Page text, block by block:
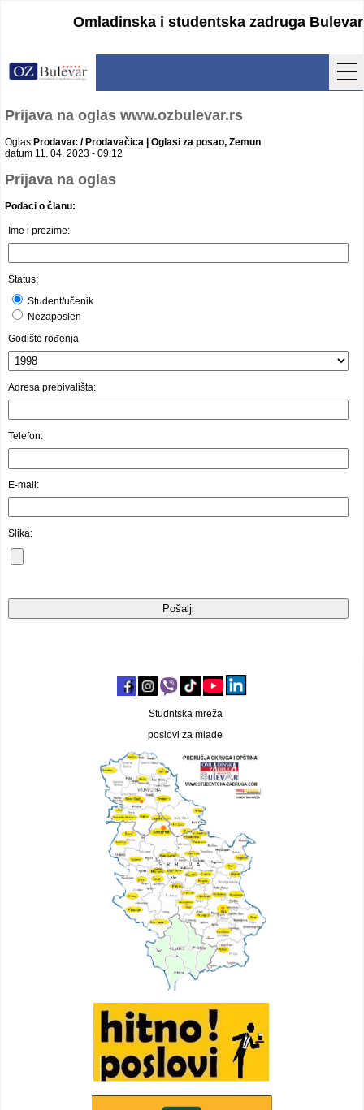
Omladinska i studentska zadruga Bulevar
Usluge
Kontakt
Studntska mreža
poslovi za mlade
Prijava na oglas www.ozbulevar.rs
Oglas Prodavac / Prodavačica | Oglasi za posao, Zemun
datum 11. 04. 2023 - 09:12
Prijava na oglas
Podaci o članu:
Ime i prezime:
Status:
Student/učenik
Nezaposlen
Godište rođenja
Adresa prebivališta:
Telefon:
E-mail:
Slika: